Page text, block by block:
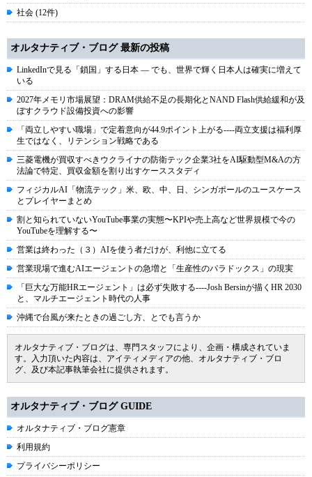
社会 (12件)
オルタナティブ・ブログ 最新の投稿
LinkedInで見る「鎖国」する日本 ― でも、世界で輝く日本人は確実に増えて
いる
2027年メモリ市場展望：DRAM供給不足の長期化とNAND Flash供給緩和が及
ぼすクラウド設備投資への影響
「両立しやすい職場」で定着意向が44.9ポイント上がる----両立支援は福利厚
生ではなく、リテンション戦略である
三菱電機が買収すべきウクライナの防衛テック企業3社をAI駆動型M&Aの方
法論で特定、買収金額を割り出すケーススタディ
フィジカルAI「物流テック」米、欧、中、日、シンガポールのユースケース
とプレイヤーまとめ
割と知られていないYouTube事業の実態〜KPIや売上高など世界規模で今の
YouTubeを理解する〜
営業は終わった（３）AIを使う者だけが、利他に立てる
営業現場で進むAIエージェントの急増と「生産性のパラドックス」の現実
「巨大な万能HRエージェント」は必ず失敗する----Josh Bersinが描くHR 2030
と、マルチエージェント時代の人事
沖縄で台風が来たときの過ごし方、とでも言うか
オルタナティブ・ブログは、専門スタッフにより、企画・構成されていま
す。入力頂いた内容は、アイティメディアの他、オルタナティブ・ブロ
グ、及び本記事執筆会社に提供されます。
オルタナティブ・ブログ GUIDE
オルタナティブ・ブログ憲章
利用規約
プライバシーポリシー